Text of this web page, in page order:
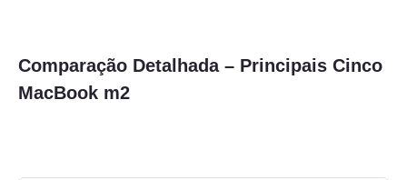
Comparação Detalhada – Principais Cinco
MacBook m2